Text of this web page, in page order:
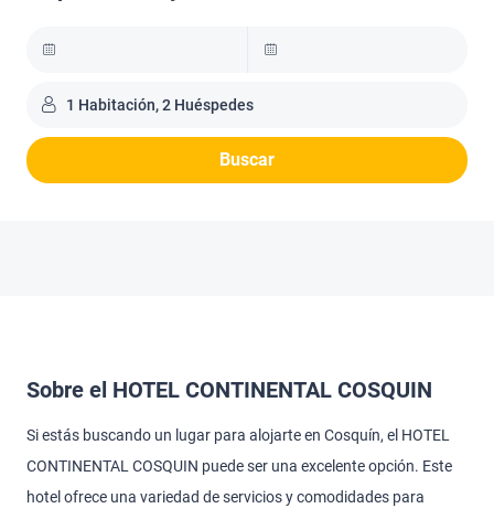
1 Habitación, 2 Huéspedes
Buscar
Sobre el HOTEL CONTINENTAL COSQUIN
Si estás buscando un lugar para alojarte en Cosquín, el HOTEL
CONTINENTAL COSQUIN puede ser una excelente opción. Este
hotel ofrece una variedad de servicios y comodidades para